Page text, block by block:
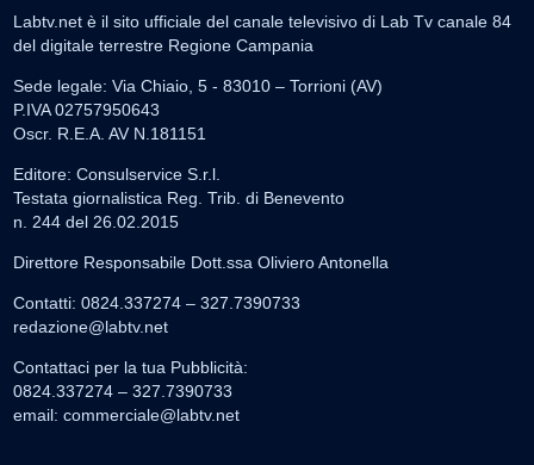
Labtv.net è il sito ufficiale del canale televisivo di Lab Tv canale 84
del digitale terrestre Regione Campania
Sede legale: Via Chiaio, 5 - 83010 – Torrioni (AV)
P.IVA 02757950643
Oscr. R.E.A. AV N.181151
Editore: Consulservice S.r.l.
Testata giornalistica Reg. Trib. di Benevento
n. 244 del 26.02.2015
Direttore Responsabile Dott.ssa Oliviero Antonella
Contatti: 0824.337274 – 327.7390733
redazione@labtv.net
Contattaci per la tua Pubblicità:
0824.337274 – 327.7390733
email: commerciale@labtv.net